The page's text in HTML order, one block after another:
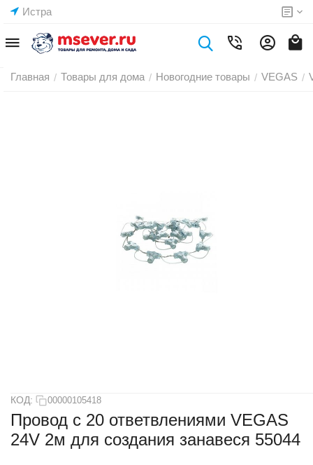
Истра
Главная / Товары для дома / Новогодние товары / VEGAS /
КОД: 00000105418
Провод с 20 ответвлениями VEGAS
24V 2м для создания занавеся 55044